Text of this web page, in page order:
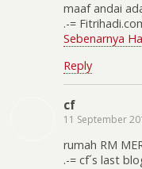
maaf andai
.-=
Sebenarnya
Reply
cf
11 September
rumah RM
.-= cf´s last